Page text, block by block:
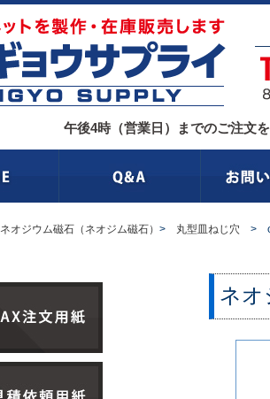
午後4時（営業日）までのご注文を
ネオジウム磁石（ネオジム磁石） > 丸型皿ねじ穴 >
ネオ